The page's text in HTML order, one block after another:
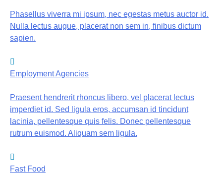
Phasellus viverra mi ipsum, nec egestas metus auctor id.
Nulla lectus augue, placerat non sem in, finibus dictum
sapien.
Employment Agencies
Praesent hendrerit rhoncus libero, vel placerat lectus
imperdiet id. Sed ligula eros, accumsan id tincidunt
lacinia, pellentesque quis felis. Donec pellentesque
rutrum euismod. Aliquam sem ligula.
Fast Food